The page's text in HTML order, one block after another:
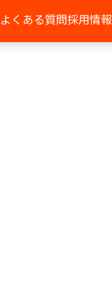
よくある質問採用情報